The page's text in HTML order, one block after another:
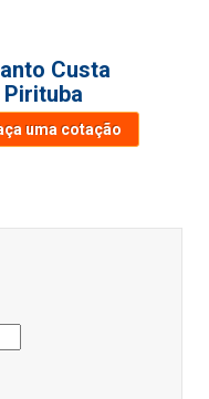
Custa
uma cotação